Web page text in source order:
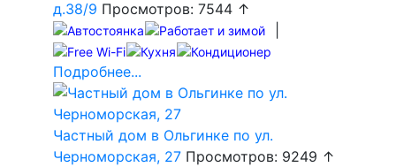
д.38/9 Просмотров: 7544 ↑
Подробнее...
Частный дом в Ольгинке по ул.
Черноморская, 27 Просмотров: 9249 ↑